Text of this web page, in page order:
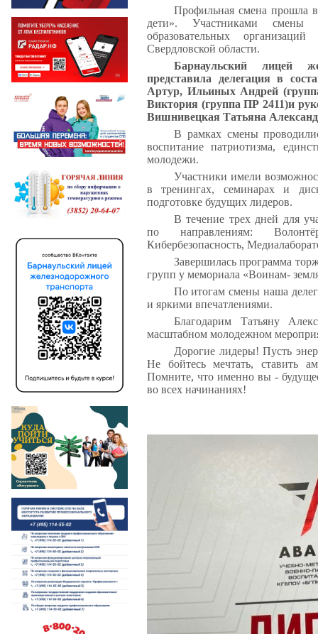
Профильная смена прошла
дети». Участниками смены
образовательных
Свердловской области.
Барнаульский лицей
представила делегация в
Артур, Ильиных Андрей
Виктория (группа ПР 2411)и
Вишнивецкая Татьяна
В рамках смены
воспитание патриотизма,
молодежи.
Участники имели
в тренингах, семинарах и
подготовке будущих лидеров.
В течение трех дней для
по направлениям:
Кибербезопасность,
Завершилась программа
групп у мемориала «Воинам-
По итогам смены наша
и яркими впечатлениями.
Благодарим Татьяну
масштабном молодежном
Дорогие лидеры! Пусть
Не бойтесь мечтать, ставить
Помните, что именно вы -
во всех начинаниях!